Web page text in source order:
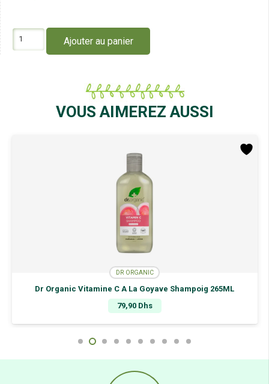
Ajouter au panier
VOUS AIMEREZ AUSSI
DR ORGANIC
Dr Organic Vitamine C A La Goyave Shampoig 265ML
79,90 Dhs